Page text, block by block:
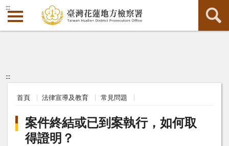
:::
:::
首頁 法律宣導及教育 常見問題
案件終結或已到案執行，如何取
得證明？